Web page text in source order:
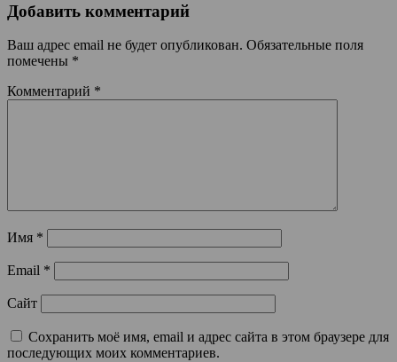
Добавить комментарий
Ваш адрес email не будет опубликован. Обязательные поля
помечены *
Комментарий *
Имя *
Email *
Сайт
Сохранить моё имя, email и адрес сайта в этом браузере для
последующих моих комментариев.